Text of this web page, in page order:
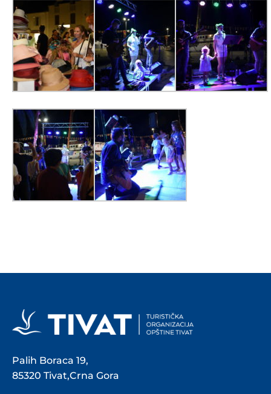
Palih Boraca 19,
85320 Tivat,Crna Gora